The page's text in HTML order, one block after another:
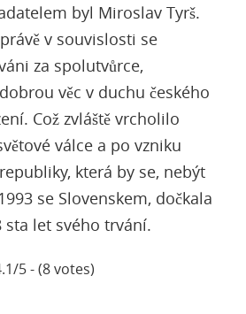
byl Miroslav Tyrš.
v souvislosti se
za spolutvůrce,
věc v duchu českého
Což zvláště vrcholilo
válce a po vzniku
která by se, nebýt
se Slovenskem, dočkala
sta let svého trvání.
5 - (8 votes)